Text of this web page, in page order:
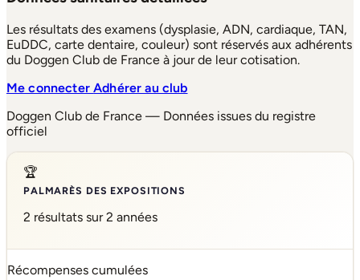
Les résultats des examens (dysplasie, ADN, cardiaque, TAN,
EuDDC, carte dentaire, couleur) sont réservés aux adhérents
du Doggen Club de France à jour de leur cotisation.
Me connecterAdhérer au club
Doggen Club de France — Données issues du registre
officiel
🏆
PALMARÈS DES EXPOSITIONS
2 résultats sur 2 années
Récompenses cumulées